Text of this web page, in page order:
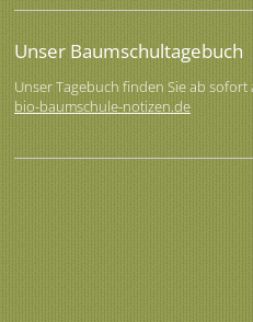
Unser Baumschultagebuch
Unser Tagebuch finden Sie ab sofort
bio-baumschule-notizen.de